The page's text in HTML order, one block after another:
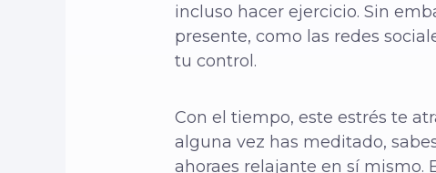
incluso hacer ejercicio. Sin
presente, como las redes
tu control.
Con el tiempo, este estrés te
alguna vez has meditado,
ahoraes relajante en sí mismo.